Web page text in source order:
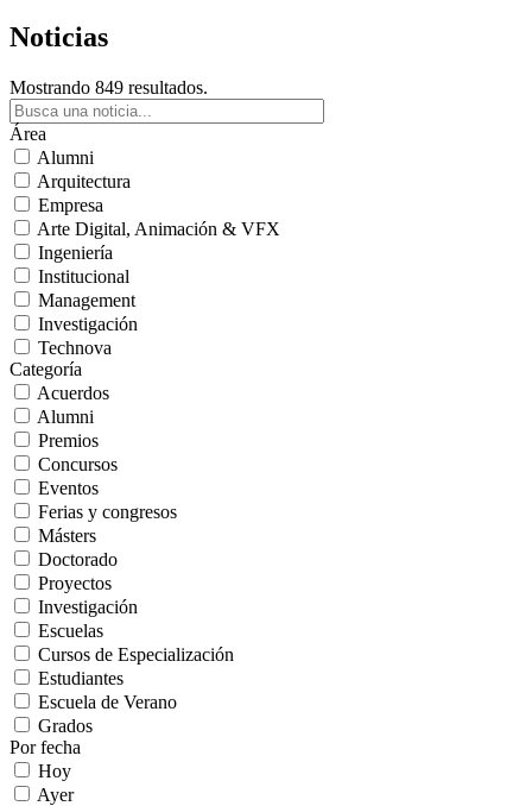
Noticias
Mostrando 849 resultados.
Área
Alumni
Arquitectura
Empresa
Arte Digital, Animación & VFX
Ingeniería
Institucional
Management
Investigación
Technova
Categoría
Acuerdos
Alumni
Premios
Concursos
Eventos
Ferias y congresos
Másters
Doctorado
Proyectos
Investigación
Escuelas
Cursos de Especialización
Estudiantes
Escuela de Verano
Grados
Por fecha
Hoy
Ayer